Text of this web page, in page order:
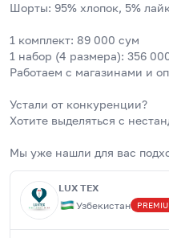
Шорты: 95% хлопок, 5%
1 комплект: 89 000 сум
1 набор (4 размера): 356
Работаем с магазинами и
Устали от конкуренции?
Хотите выделяться с
Мы уже нашли для вас
LUX TEX
Узбекистан